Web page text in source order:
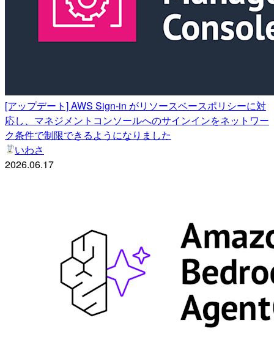
[アップデート] AWS Sign-in がリソースベースポリシーに対
応し、マネジメントコンソールへのサインインをネットワー
ク条件で制限できるようになりました
いわさ
2026.06.17